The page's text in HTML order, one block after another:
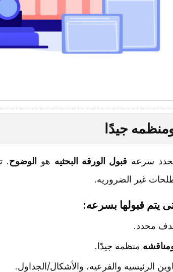
سرعه قبول الورقه البحثیه هو الوضوح.
غیر الضروریه.
یتم قبولها بسرعه:
محدد.
منظمه جیدًا.
الرئیسیه والفرعیه، والأشکال/الجداول.